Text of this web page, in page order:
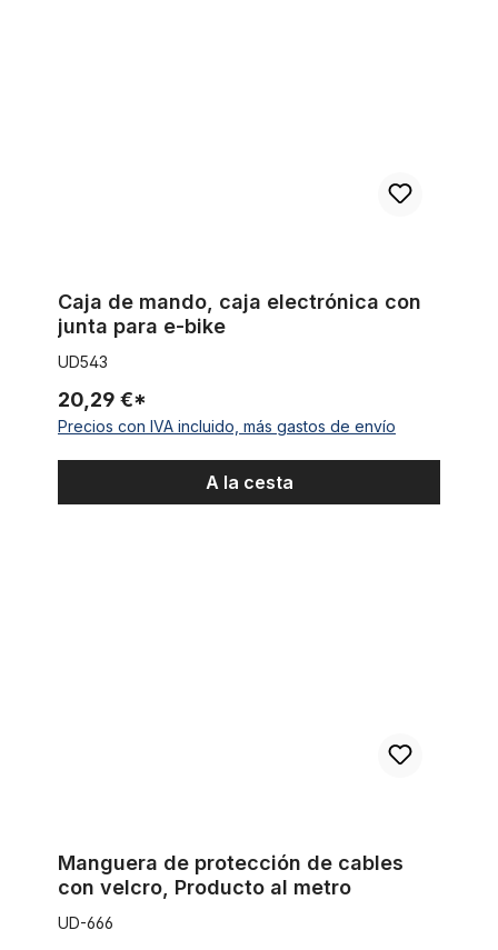
Caja de mando, caja electrónica con
junta para e-bike
UD543
20,29 €*
Precios con IVA incluido, más gastos de envío
A la cesta
Manguera de protección de cables
con velcro, Producto al metro
UD-666